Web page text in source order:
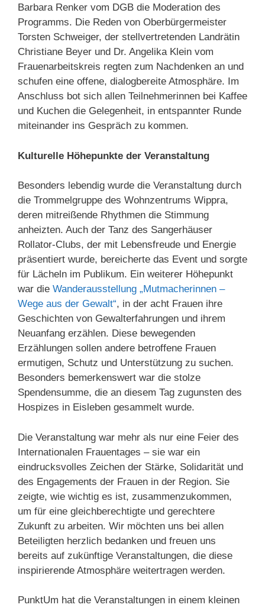
Barbara Renker vom DGB die Moderation des
Programms. Die Reden von Oberbürgermeister
Torsten Schweiger, der stellvertretenden Landrätin
Christiane Beyer und Dr. Angelika Klein vom
Frauenarbeitskreis regten zum Nachdenken an und
schufen eine offene, dialogbereite Atmosphäre. Im
Anschluss bot sich allen Teilnehmerinnen bei Kaffee
und Kuchen die Gelegenheit, in entspannter Runde
miteinander ins Gespräch zu kommen.
Kulturelle Höhepunkte der Veranstaltung
Besonders lebendig wurde die Veranstaltung durch
die Trommelgruppe des Wohnzentrums Wippra,
deren mitreißende Rhythmen die Stimmung
anheizten. Auch der Tanz des Sangerhäuser
Rollator-Clubs, der mit Lebensfreude und Energie
präsentiert wurde, bereicherte das Event und sorgte
für Lächeln im Publikum. Ein weiterer Höhepunkt
war die Wanderausstellung „Mutmacherinnen –
Wege aus der Gewalt“, in der acht Frauen ihre
Geschichten von Gewalterfahrungen und ihrem
Neuanfang erzählen. Diese bewegenden
Erzählungen sollen andere betroffene Frauen
ermutigen, Schutz und Unterstützung zu suchen.
Besonders bemerkenswert war die stolze
Spendensumme, die an diesem Tag zugunsten des
Hospizes in Eisleben gesammelt wurde.
Die Veranstaltung war mehr als nur eine Feier des
Internationalen Frauentages – sie war ein
eindrucksvolles Zeichen der Stärke, Solidarität und
des Engagements der Frauen in der Region. Sie
zeigte, wie wichtig es ist, zusammenzukommen,
um für eine gleichberechtigte und gerechtere
Zukunft zu arbeiten. Wir möchten uns bei allen
Beteiligten herzlich bedanken und freuen uns
bereits auf zukünftige Veranstaltungen, die diese
inspirierende Atmosphäre weitertragen werden.
PunktUm hat die Veranstaltungen in einem kleinen